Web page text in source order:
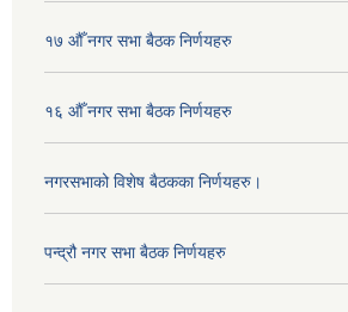
१७ औँ नगर सभा बैठक निर्णयहरु
१६ औँ नगर सभा बैठक निर्णयहरु
नगरसभाको विशेष बैठकका निर्णयहरु।
पन्द्रौ नगर सभा बैठक निर्णयहरु